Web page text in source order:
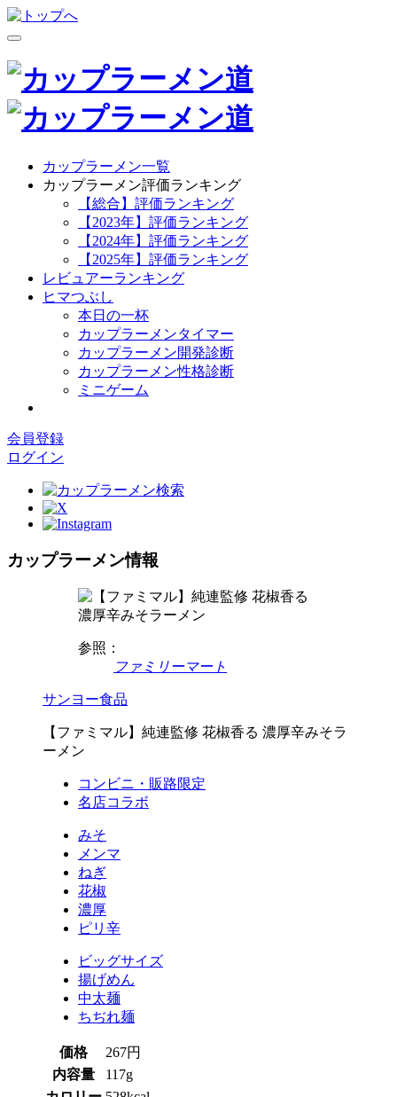
カップラーメン一覧
カップラーメン評価ランキング
【総合】評価ランキング
【2023年】評価ランキング
【2024年】評価ランキング
【2025年】評価ランキング
レビュアーランキング
ヒマつぶし
本日の一杯
カップラーメンタイマー
カップラーメン開発診断
カップラーメン性格診断
ミニゲーム
会員登録
ログイン
カップラーメン情報
参照：
ファミリーマート
サンヨー食品
【ファミマル】純連監修 花椒香る 濃厚辛みそラ
ーメン
コンビニ・販路限定
名店コラボ
みそ
メンマ
ねぎ
花椒
濃厚
ピリ辛
ビッグサイズ
揚げめん
中太麺
ちぢれ麺
価格
267円
内容量
117g